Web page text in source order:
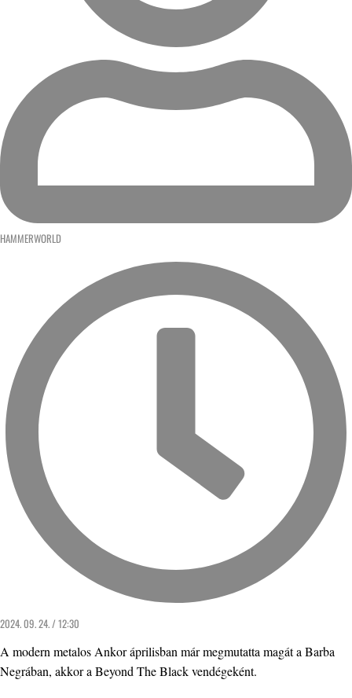
HAMMERWORLD
2024. 09. 24. / 12:30
A modern metalos Ankor áprilisban már megmutatta magát a Barba
Negrában, akkor a Beyond The Black vendégeként.